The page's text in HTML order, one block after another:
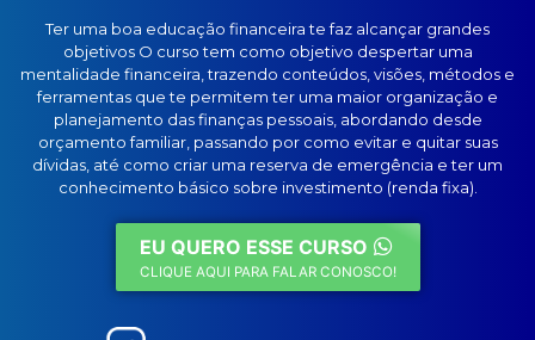
Ter uma boa educação financeira te faz alcançar grandes
objetivos O curso tem como objetivo despertar uma
mentalidade financeira, trazendo conteúdos, visões, métodos e
ferramentas que te permitem ter uma maior organização e
planejamento das finanças pessoais, abordando desde
orçamento familiar, passando por como evitar e quitar suas
dívidas, até como criar uma reserva de emergência e ter um
conhecimento básico sobre investimento (renda fixa).
EU QUERO ESSE CURSO
CLIQUE AQUI PARA FALAR CONOSCO!